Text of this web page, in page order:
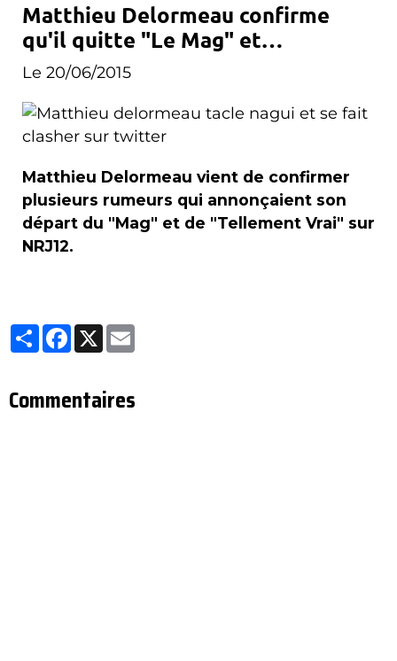
Matthieu Delormeau confirme
qu'il quitte "Le Mag" et
"Tellement Vrai"
Le 20/06/2015
Matthieu Delormeau vient de confirmer
plusieurs rumeurs qui annonçaient son
départ du "Mag" et de "Tellement Vrai" sur
NRJ12.
Partager
Facebook
X
Commentaires